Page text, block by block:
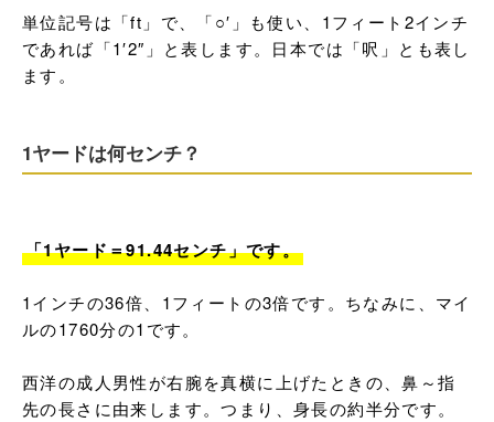
単位記号は「ft」で、「○′」も使い、1フィート2インチ
であれば「1′2″」と表します。日本では「呎」とも表し
ます。
1ヤードは何センチ？
「1ヤード＝91.44センチ」です。
1インチの36倍、1フィートの3倍です。ちなみに、マイ
ルの1760分の1です。
西洋の成人男性が右腕を真横に上げたときの、鼻～指
先の長さに由来します。つまり、身長の約半分です。